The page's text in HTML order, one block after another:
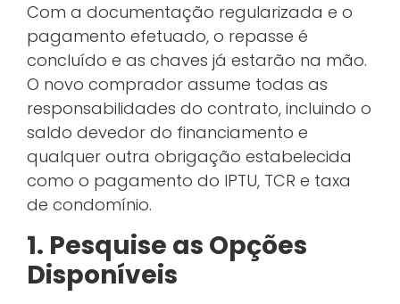
Com a documentação regularizada e o
pagamento efetuado, o repasse é
concluído e as chaves já estarão na mão.
O novo comprador assume todas as
responsabilidades do contrato, incluindo o
saldo devedor do financiamento e
qualquer outra obrigação estabelecida
como o pagamento do IPTU, TCR e taxa
de condomínio.
1. Pesquise as Opções
Disponíveis